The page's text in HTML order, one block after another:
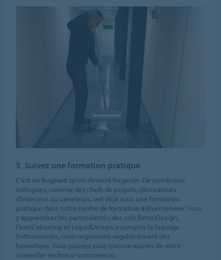
5. Suivez une formation pratique
C’est en forgeant qu’on devient forgeron. De nombreux
collègues, comme des chefs de projets, décorateurs
d'intérieur ou carreleurs, ont déjà suivi une formation
pratique dans notre centre de formation à Wormerveer. Vous
y apprendrez les particularités des sols BetonDesign,
FloorColouring et LiquidDesign, y compris le laquage.
Enthousiastes, nous organisons régulièrement des
formations. Vous pouvez vous inscrire auprès de votre
conseiller technico-commercial.